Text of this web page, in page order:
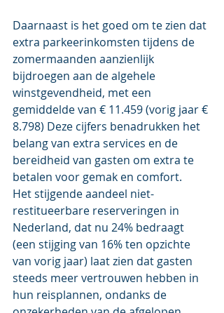
Daarnaast is het goed om te zien dat
extra parkeerinkomsten tijdens de
zomermaanden aanzienlijk
bijdroegen aan de algehele
winstgevendheid, met een
gemiddelde van € 11.459 (vorig jaar €
8.798) Deze cijfers benadrukken het
belang van extra services en de
bereidheid van gasten om extra te
betalen voor gemak en comfort.
Het stijgende aandeel niet-
restitueerbare reserveringen in
Nederland, dat nu 24% bedraagt
(een stijging van 16% ten opzichte
van vorig jaar) laat zien dat gasten
steeds meer vertrouwen hebben in
hun reisplannen, ondanks de